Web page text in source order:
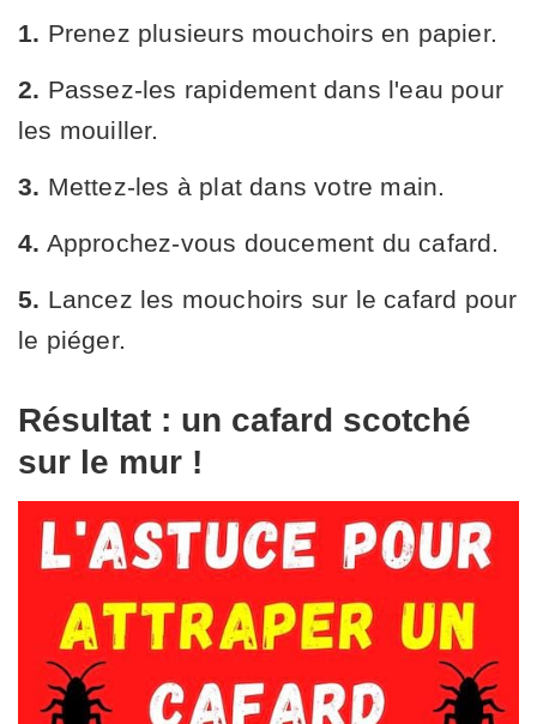
1. Prenez plusieurs mouchoirs en papier.
2. Passez-les rapidement dans l'eau pour
les mouiller.
3. Mettez-les à plat dans votre main.
4. Approchez-vous doucement du cafard.
5. Lancez les mouchoirs sur le cafard pour
le piéger.
Résultat : un cafard scotché
sur le mur !